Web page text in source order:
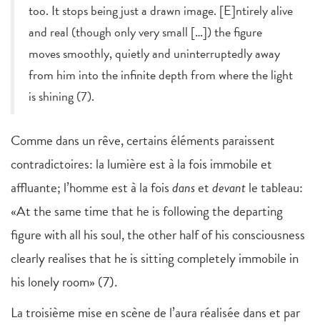
too. It stops being just a drawn image. [E]ntirely alive
and real (though only very small […]) the figure
moves smoothly, quietly and uninterruptedly away
from him into the infinite depth from where the light
is shining (7).
Comme dans un rêve, certains éléments paraissent
contradictoires: la lumière est à la fois immobile et
affluante; l’homme est à la foisdansetdevantle tableau:
«At the same time that he is following the departing
figure with all his soul, the other half of his consciousness
clearly realises that he is sitting completely immobile in
his lonely room» (7).
La troisième mise en scène de l’aura réalisée dans et par